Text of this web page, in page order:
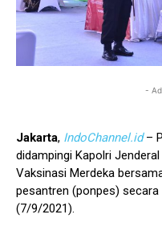
-
Jakarta, IndoChannel.id–
didampingi Kapolri
Vaksinasi Merdeka
pesantren (ponpes)
(7/9/2021).